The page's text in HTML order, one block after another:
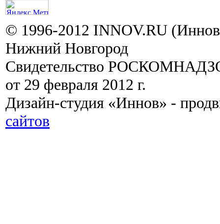
© 1996-2012 INNOV.RU
Нижний Новгород
Свидетельство
от 29 февраля 2012 г.
Дизайн-студия «Иннов» -
сайтов